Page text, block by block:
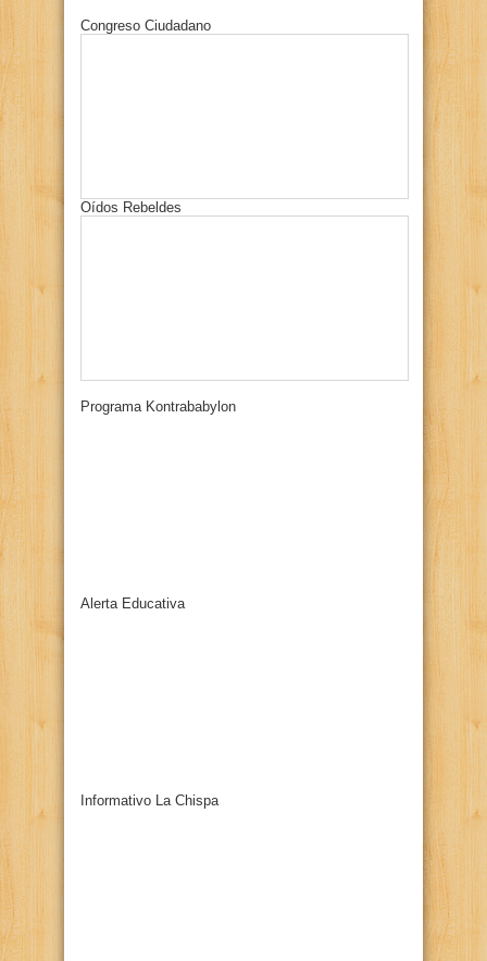
Congreso Ciudadano
Oídos Rebeldes
Programa Kontrababylon
Alerta Educativa
Informativo La Chispa